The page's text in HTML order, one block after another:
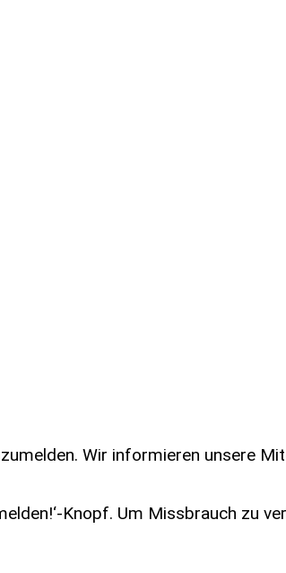
Wir informieren unsere
Knopf. Um Missbrauch zu